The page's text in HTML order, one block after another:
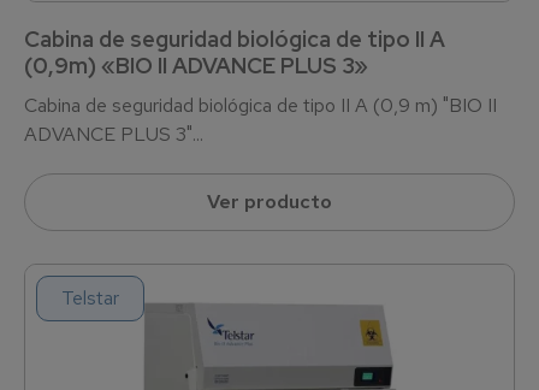
Cabina de seguridad biológica de tipo II A
(0,9m) «BIO II ADVANCE PLUS 3»
Cabina de seguridad biológica de tipo II A (0,9 m) "BIO II
ADVANCE PLUS 3"...
Ver producto
Telstar